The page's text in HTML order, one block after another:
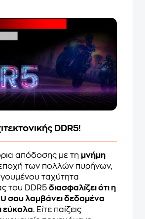
DDR5!
απόδοσης με τη μνήμη
των πολλών πυρήνων,
ταχύτητα
του DDR5 διασφαλίζει ότι η
σου λαμβάνει δεδομένα
εύκολα. Είτε παίζεις